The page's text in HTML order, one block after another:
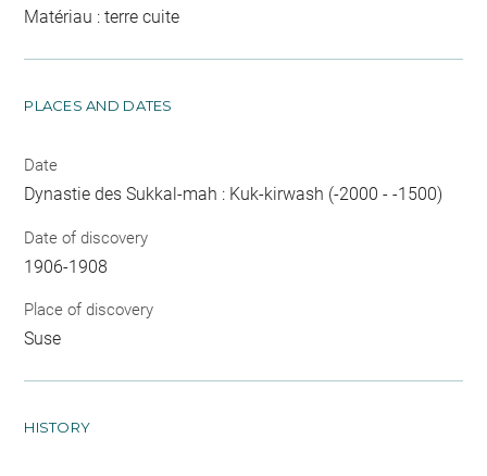
Matériau : terre cuite
PLACES AND DATES
Date
Dynastie des Sukkal-mah : Kuk-kirwash (-2000 - -1500)
Date of discovery
1906-1908
Place of discovery
Suse
HISTORY